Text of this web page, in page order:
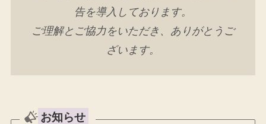
告を導入しております。
ご理解とご協力をいただき、ありがとうご
ざいます。
お知らせ